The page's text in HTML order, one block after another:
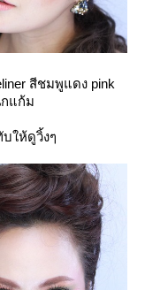
สีชมพูแดง pink
แก้ม
ให้ดูวิ้งๆ